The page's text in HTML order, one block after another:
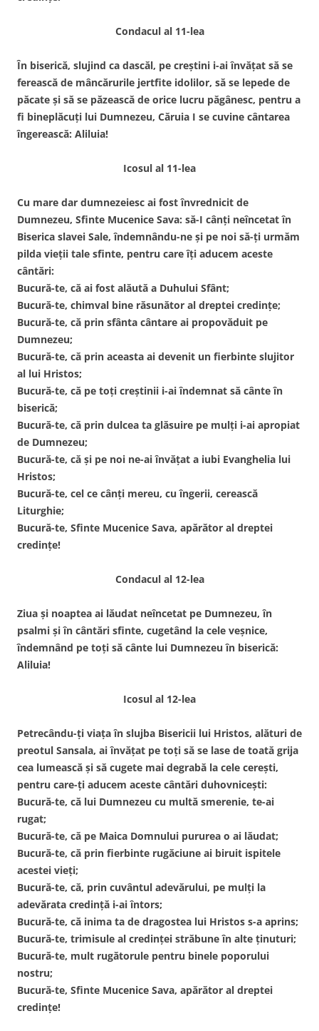
Condacul al 11-lea
În biserică, slujind ca dascăl, pe creștini i-ai învățat să se
ferească de mâncărurile jertfite idolilor, să se lepede de
păcate și să se păzească de orice lucru păgânesc, pentru a
fi bineplăcuți lui Dumnezeu, Căruia I se cuvine cântarea
îngerească: Aliluia!
Icosul al 11-lea
Cu mare dar dumnezeiesc ai fost învrednicit de
Dumnezeu, Sfinte Mucenice Sava: să-I cânți neîncetat în
Biserica slavei Sale, îndemnându-ne și pe noi să-ți urmăm
pilda vieții tale sfinte, pentru care îți aducem aceste
cântări:
Bucură-te, că ai fost alăută a Duhului Sfânt;
Bucură-te, chimval bine răsunător al dreptei credințe;
Bucură-te, că prin sfânta cântare ai propovăduit pe
Dumnezeu;
Bucură-te, că prin aceasta ai devenit un fierbinte slujitor
al lui Hristos;
Bucură-te, că pe toți creștinii i-ai îndemnat să cânte în
biserică;
Bucură-te, că prin dulcea ta glăsuire pe mulți i-ai apropiat
de Dumnezeu;
Bucură-te, că și pe noi ne-ai învățat a iubi Evanghelia lui
Hristos;
Bucură-te, cel ce cânți mereu, cu îngerii, cerească
Liturghie;
Bucură-te, Sfinte Mucenice Sava, apărător al dreptei
credințe!
Condacul al 12-lea
Ziua și noaptea ai lăudat neîncetat pe Dumnezeu, în
psalmi și în cântări sfinte, cugetând la cele veșnice,
îndemnând pe toți să cânte lui Dumnezeu în biserică:
Aliluia!
Icosul al 12-lea
Petrecându-ți viața în slujba Bisericii lui Hristos, alături de
preotul Sansala, ai învățat pe toți să se lase de toată grija
cea lumească și să cugete mai degrabă la cele cerești,
pentru care-ți aducem aceste cântări duhovnicești:
Bucură-te, că lui Dumnezeu cu multă smerenie, te-ai
rugat;
Bucură-te, că pe Maica Domnului pururea o ai lăudat;
Bucură-te, că prin fierbinte rugăciune ai biruit ispitele
acestei vieți;
Bucură-te, că, prin cuvântul adevărului, pe mulți la
adevărata credință i-ai întors;
Bucură-te, că inima ta de dragostea lui Hristos s-a aprins;
Bucură-te, trimisule al credinței străbune în alte ținuturi;
Bucură-te, mult rugătorule pentru binele poporului
nostru;
Bucură-te, Sfinte Mucenice Sava, apărător al dreptei
credințe!